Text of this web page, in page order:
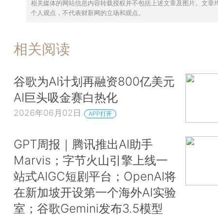
相关媒体的网站信息内容转载授权并不包括上述文章及图片。文章
个人观点，不代表财新网的立场和观点。
相关阅读
谷歌为AI计划再融资800亿美元
AI巨头吸金赛白热化
2026年06月02日 APP打开
GPT周报｜腾讯推出AI助手
Marvis；字节火山引擎上线一
站式AIGC短剧平台；OpenAI将
在新加坡开设第一个海外AI实验
室；谷歌Gemini发布3.5模型